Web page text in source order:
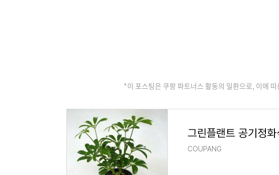
*이 포스팅은 쿠팡 파트너스 활동의 일환으로, 이에
그린플랜트 공기정
COUPANG